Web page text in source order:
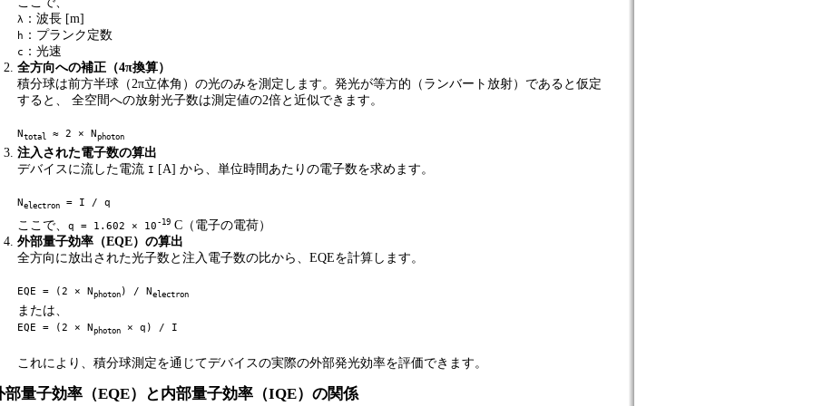
λ ：波長 [m]
h ：プランク定数
c ：光速
全方向への補正（4π換算）
積分球は前方半球（2π立体角）の光のみを測定します。発光が等方的（ランバート放射）であると仮定
すると、 全空間への放射光子数は測定値の2倍と近似できます。
Ntotal ≈ 2 × Nphoton
注入された電子数の算出
デバイスに流した電流 I [A] から、単位時間あたりの電子数を求めます。
Nelectron = I / q
ここで、 q = 1.602 × 10-19 C（電子の電荷）
外部量子効率（EQE）の算出
全方向に放出された光子数と注入電子数の比から、EQEを計算します。
EQE = (2 × Nphoton) / Nelectron
または、
EQE = (2 × Nphoton × q) / I
これにより、積分球測定を通じてデバイスの実際の外部発光効率を評価できます。
部量子効率（EQE）と内部量子効率（IQE）の関係